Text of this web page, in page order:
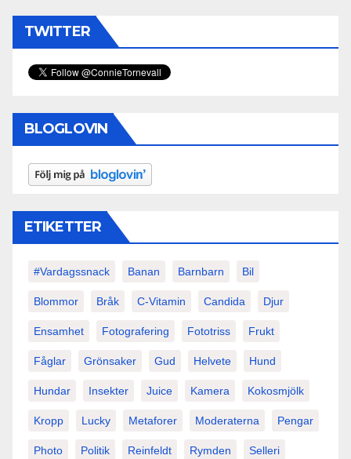
TWITTER
BLOGLOVIN
ETIKETTER
#vardagssnack Banan Barnbarn Bil
Blommor Bråk C-Vitamin Candida Djur
Ensamhet Fotografering Fototriss Frukt
Fåglar Grönsaker Gud Helvete Hund
Hundar Insekter Juice Kamera Kokosmjölk
Kropp Lucky Metaforer Moderaterna Pengar
Photo Politik Reinfeldt Rymden Selleri